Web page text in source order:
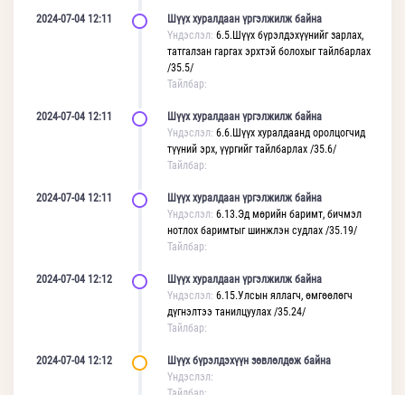
2024-07-04 12:11
Шүүх хуралдаан үргэлжилж байна
Үндэслэл: 6.5.Шүүх бүрэлдэхүүнийг зарлах,
татгалзан гаргах эрхтэй болохыг тайлбарлах
/35.5/
Тайлбар:
2024-07-04 12:11
Шүүх хуралдаан үргэлжилж байна
Үндэслэл: 6.6.Шүүх хуралдаанд оролцогчид
түүний эрх, үүргийг тайлбарлах /35.6/
Тайлбар:
2024-07-04 12:11
Шүүх хуралдаан үргэлжилж байна
Үндэслэл: 6.13.Эд мөрийн баримт, бичмэл
нотлох баримтыг шинжлэн судлах /35.19/
Тайлбар:
2024-07-04 12:12
Шүүх хуралдаан үргэлжилж байна
Үндэслэл: 6.15.Улсын яллагч, өмгөөлөгч
дүгнэлтээ танилцуулах /35.24/
Тайлбар:
2024-07-04 12:12
Шүүх бүрэлдэхүүн зөвлөлдөж байна
Үндэслэл: